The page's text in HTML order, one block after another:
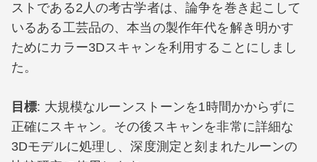
ストである2人の考古学者は、論争を巻き起こして
いるある工芸品の、本当の製作年代を解き明かす
ためにカラー3Dスキャンを利用することにしまし
た。
目標: 大規模なルーンストーンを1時間かからずに
正確にスキャン。その後スキャンを非常に詳細な
3Dモデルに処理し、深度測定と刻まれたルーンの